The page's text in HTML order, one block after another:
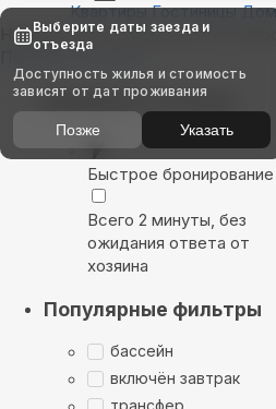
Квартиры Гостиницы
Найдём, где остановиться в
Показать на карте
Выбирайте лучшее
Быстрое бронирование
Всего 2 минуты, без
ожидания ответа от
хозяина
Популярные фильтры
бассейн
включён завтрак
Выберите даты заезда и
отъезда
Доступность жилья и стоимость
зависят от дат проживания
Позже Указать